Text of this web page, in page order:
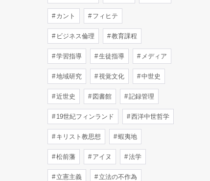
カント フィヒテ
ビジネス倫理 教育課程
学習指導 生徒指導 メディア
地域研究 視覚文化 中世史
近世史 図書館 記録管理
19世紀フィンランド 西洋中世哲学
キリスト教思想 蝦夷地
松前藩 アイヌ 法学
立憲主義 立法の不作為